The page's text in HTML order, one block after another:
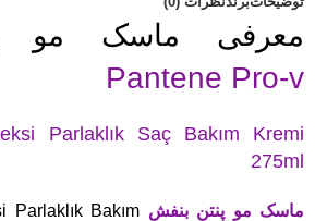
معرفی ماسک مو
Pantene Pro-v
Parlaklık Saç Bakım Kremi
275ml
ماسک مو پنتن بنفش Parlaklık Bakım